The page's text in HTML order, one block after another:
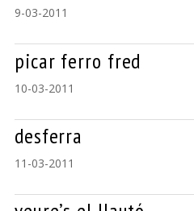
9-03-2011
picar ferro fred
10-03-2011
desferra
11-03-2011